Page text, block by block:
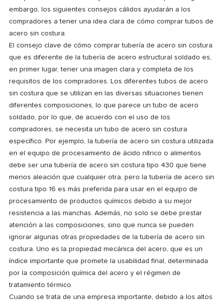
embargo, los siguientes consejos cálidos ayudarán a los
compradores a tener una idea clara de cómo comprar tubos de
acero sin costura.
El consejo clave de cómo comprar tubería de acero sin costura
que es diferente de la tubería de acero estructural soldado es,
en primer lugar, tener una imagen clara y completa de los
requisitos de los compradores. Los diferentes tubos de acero
sin costura que se utilizan en las diversas situaciones tienen
diferentes composiciones, lo que parece un tubo de acero
soldado, por lo que, de acuerdo con el uso de los
compradores, se necesita un tubo de acero sin costura
específico. Por ejemplo, la tubería de acero sin costura utilizada
en el equipo de procesamiento de ácido nítrico o alimentos
debe ser una tubería de acero sin costura tipo 430 que tiene
menos aleación que cualquier otra, pero la tubería de acero sin
costura tipo 16 es más preferida para usar en el equipo de
procesamiento de productos químicos debido a su mejor
resistencia a las manchas. Además, no solo se debe prestar
atención a las composiciones, sino que nunca se pueden
ignorar algunas otras propiedades de la tubería de acero sin
costura. Uno es la propiedad mecánica del acero, que es un
índice importante que promete la usabilidad final, determinada
por la composición química del acero y el régimen de
tratamiento térmico.
Cuando se trata de una empresa importante, debido a los altos